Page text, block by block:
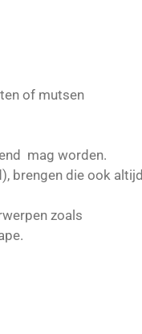
of mutsen
mag worden.
brengen die ook altijd
zoals